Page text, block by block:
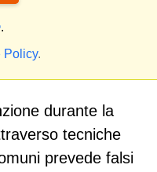
.
Policy.
durante la
tecniche
prevede falsi